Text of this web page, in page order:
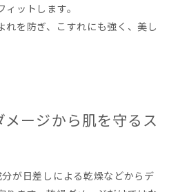
ットします。
れを防ぎ、こすれにも強く、美し
ージから肌を守るス
が日差しによる乾燥などからデ